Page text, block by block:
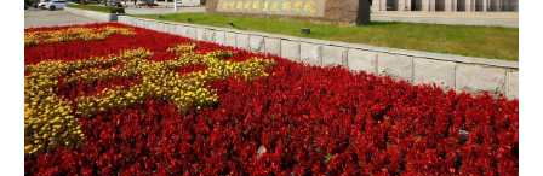
造技术126仪表园校区17
增材制造技术63仪表园
校区18计算机网络技术
126仪表园校区19软件技
术63仪表园校区20人工
智能技术应用126仪表园
历史学科类/中职升高职
35000仪表园校区机电一
体化技术物理学科类/历
史学科类/中职升高职
35000仪表园校区工业机
器人技术物理学科类/...
（二）考场地点：辽宁机
电职业技术学院仪表园校
区（丹东市振兴区洋河大
街30号）。（三）候考
地点：大学生素质教育中
心前广场（...